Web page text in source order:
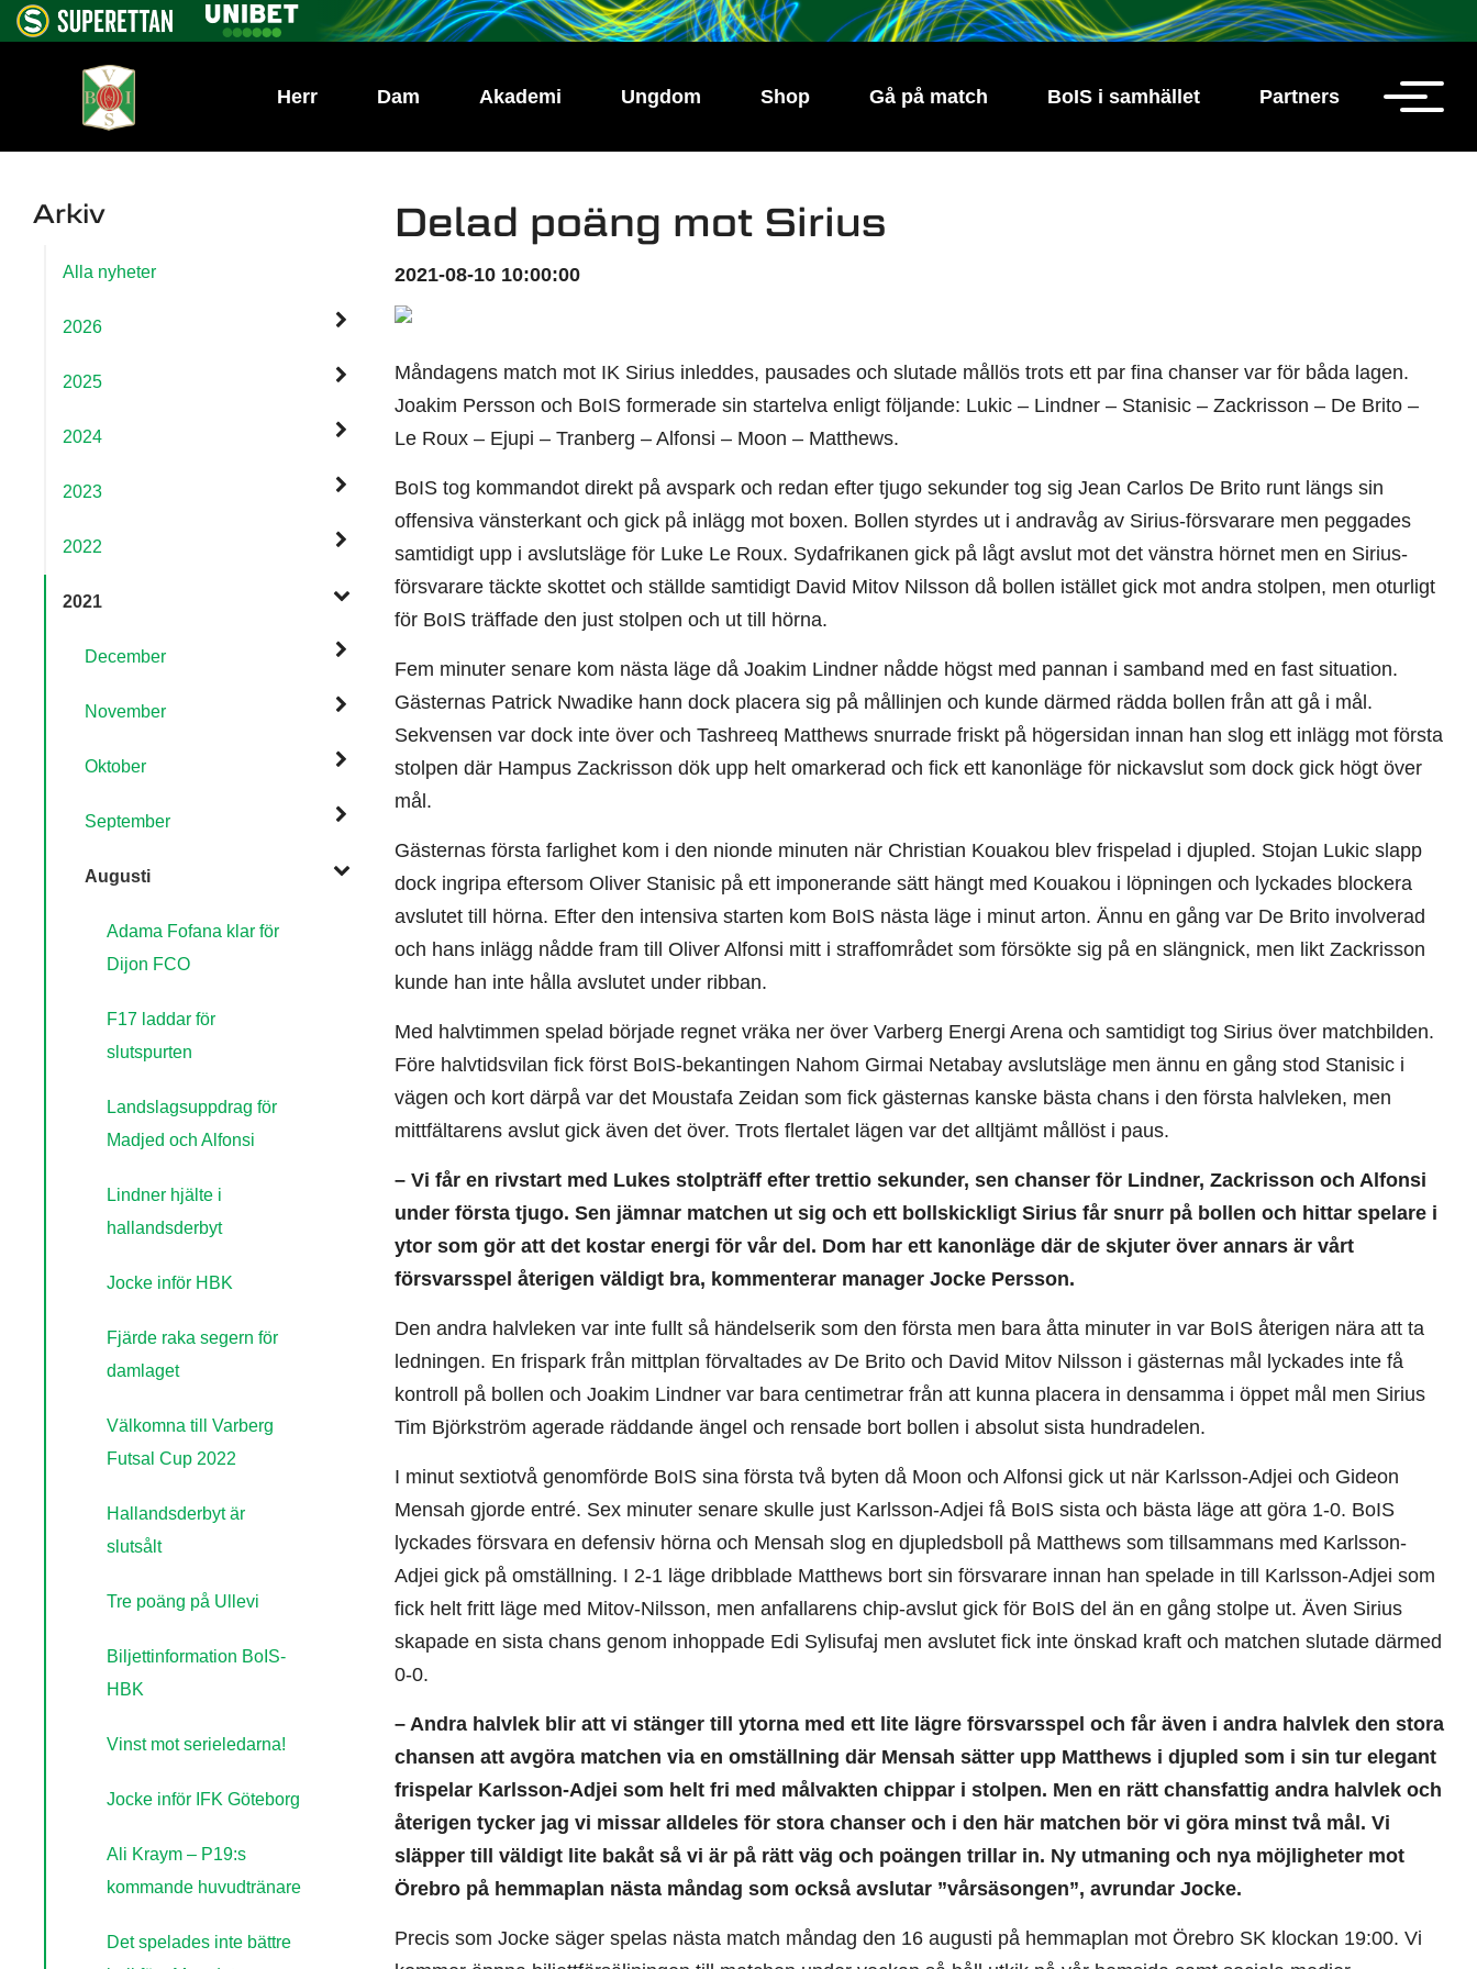
Herr Dam Akademi Ungdom Shop Gå på match BoIS i samhället Partners
Arkiv
Alla nyheter
2026
2025
2024
2023
2022
2021
December
November
Oktober
September
Augusti
Adama Fofana klar för
Dijon FCO
F17 laddar för
slutspurten
Landslagsuppdrag för
Madjed och Alfonsi
Lindner hjälte i
hallandsderbyt
Jocke inför HBK
Fjärde raka segern för
damlaget
Välkomna till Varberg
Futsal Cup 2022
Hallandsderbyt är
slutsålt
Tre poäng på Ullevi
Biljettinformation BoIS-
HBK
Vinst mot serieledarna!
Jocke inför IFK Göteborg
Ali Kraym – P19:s
kommande huvudtränare
Det spelades inte bättre
Delad poäng mot Sirius
2021-08-10 10:00:00
Måndagens match mot IK Sirius inleddes, pausades och slutade mållös trots ett par fina chanser var för båda lagen.
Joakim Persson och BoIS formerade sin startelva enligt följande: Lukic – Lindner – Stanisic – Zackrisson – De Brito –
Le Roux – Ejupi – Tranberg – Alfonsi – Moon – Matthews.
BoIS tog kommandot direkt på avspark och redan efter tjugo sekunder tog sig Jean Carlos De Brito runt längs sin
offensiva vänsterkant och gick på inlägg mot boxen. Bollen styrdes ut i andravåg av Sirius-försvarare men peggades
samtidigt upp i avslutsläge för Luke Le Roux. Sydafrikanen gick på lågt avslut mot det vänstra hörnet men en Sirius-
försvarare täckte skottet och ställde samtidigt David Mitov Nilsson då bollen istället gick mot andra stolpen, men oturligt
för BoIS träffade den just stolpen och ut till hörna.
Fem minuter senare kom nästa läge då Joakim Lindner nådde högst med pannan i samband med en fast situation.
Gästernas Patrick Nwadike hann dock placera sig på mållinjen och kunde därmed rädda bollen från att gå i mål.
Sekvensen var dock inte över och Tashreeq Matthews snurrade friskt på högersidan innan han slog ett inlägg mot första
stolpen där Hampus Zackrisson dök upp helt omarkerad och fick ett kanonläge för nickavslut som dock gick högt över
mål.
Gästernas första farlighet kom i den nionde minuten när Christian Kouakou blev frispelad i djupled. Stojan Lukic slapp
dock ingripa eftersom Oliver Stanisic på ett imponerande sätt hängt med Kouakou i löpningen och lyckades blockera
avslutet till hörna. Efter den intensiva starten kom BoIS nästa läge i minut arton. Ännu en gång var De Brito involverad
och hans inlägg nådde fram till Oliver Alfonsi mitt i straffområdet som försökte sig på en slängnick, men likt Zackrisson
kunde han inte hålla avslutet under ribban.
Med halvtimmen spelad började regnet vräka ner över Varberg Energi Arena och samtidigt tog Sirius över matchbilden.
Före halvtidsvilan fick först BoIS-bekantingen Nahom Girmai Netabay avslutsläge men ännu en gång stod Stanisic i
vägen och kort därpå var det Moustafa Zeidan som fick gästernas kanske bästa chans i den första halvleken, men
mittfältarens avslut gick även det över. Trots flertalet lägen var det alltjämt mållöst i paus.
– Vi får en rivstart med Lukes stolpträff efter trettio sekunder, sen chanser för Lindner, Zackrisson och Alfonsi
under första tjugo. Sen jämnar matchen ut sig och ett bollskickligt Sirius får snurr på bollen och hittar spelare i
ytor som gör att det kostar energi för vår del. Dom har ett kanonläge där de skjuter över annars är vårt
försvarsspel återigen väldigt bra, kommenterar manager Jocke Persson.
Den andra halvleken var inte fullt så händelserik som den första men bara åtta minuter in var BoIS återigen nära att ta
ledningen. En frispark från mittplan förvaltades av De Brito och David Mitov Nilsson i gästernas mål lyckades inte få
kontroll på bollen och Joakim Lindner var bara centimetrar från att kunna placera in densamma i öppet mål men Sirius
Tim Björkström agerade räddande ängel och rensade bort bollen i absolut sista hundradelen.
I minut sextiotvå genomförde BoIS sina första två byten då Moon och Alfonsi gick ut när Karlsson-Adjei och Gideon
Mensah gjorde entré. Sex minuter senare skulle just Karlsson-Adjei få BoIS sista och bästa läge att göra 1-0. BoIS
lyckades försvara en defensiv hörna och Mensah slog en djupledsboll på Matthews som tillsammans med Karlsson-
Adjei gick på omställning. I 2-1 läge dribblade Matthews bort sin försvarare innan han spelade in till Karlsson-Adjei som
fick helt fritt läge med Mitov-Nilsson, men anfallarens chip-avslut gick för BoIS del än en gång stolpe ut. Även Sirius
skapade en sista chans genom inhoppade Edi Sylisufaj men avslutet fick inte önskad kraft och matchen slutade därmed
0-0.
– Andra halvlek blir att vi stänger till ytorna med ett lite lägre försvarsspel och får även i andra halvlek den stora
chansen att avgöra matchen via en omställning där Mensah sätter upp Matthews i djupled som i sin tur elegant
frispelar Karlsson-Adjei som helt fri med målvakten chippar i stolpen. Men en rätt chansfattig andra halvlek och
återigen tycker jag vi missar alldeles för stora chanser och i den här matchen bör vi göra minst två mål. Vi
släpper till väldigt lite bakåt så vi är på rätt väg och poängen trillar in. Ny utmaning och nya möjligheter mot
Örebro på hemmaplan nästa måndag som också avslutar ”vårsäsongen”, avrundar Jocke.
Precis som Jocke säger spelas nästa match måndag den 16 augusti på hemmaplan mot Örebro SK klockan 19:00. Vi